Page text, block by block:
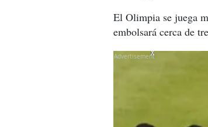
El Olimpia se juega
embolsará cerca de
X
X